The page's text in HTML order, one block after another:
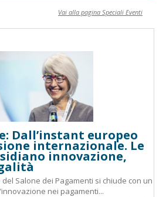
Vai alla pagina Speciali Eventi
Dall’instant europeo
internazionale. Le
innovazione,
Salone dei Pagamenti si chiude con un
nei pagamenti...